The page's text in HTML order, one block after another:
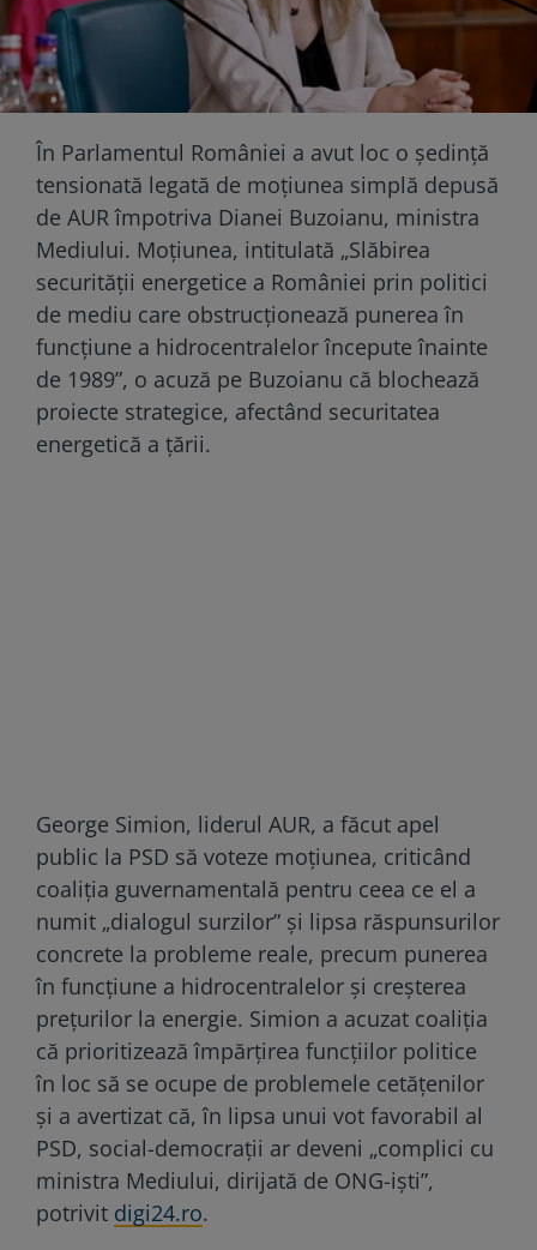
În Parlamentul României a avut loc o ședință
tensionată legată de moțiunea simplă depusă
de AUR împotriva Dianei Buzoianu, ministra
Mediului. Moțiunea, intitulată „Slăbirea
securităţii energetice a României prin politici
de mediu care obstrucţionează punerea în
funcţiune a hidrocentralelor începute înainte
de 1989”, o acuză pe Buzoianu că blochează
proiecte strategice, afectând securitatea
energetică a țării.
George Simion, liderul AUR, a făcut apel
public la PSD să voteze moțiunea, criticând
coaliția guvernamentală pentru ceea ce el a
numit „dialogul surzilor” și lipsa răspunsurilor
concrete la probleme reale, precum punerea
în funcțiune a hidrocentralelor și creșterea
prețurilor la energie. Simion a acuzat coaliția
că prioritizează împărțirea funcțiilor politice
în loc să se ocupe de problemele cetățenilor
și a avertizat că, în lipsa unui vot favorabil al
PSD, social-democrații ar deveni „complici cu
ministra Mediului, dirijată de ONG-iști”,
potrivit digi24.ro.